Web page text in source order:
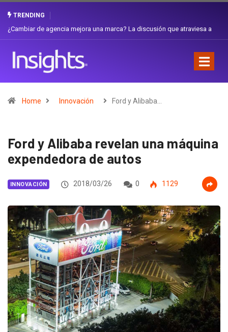
TRENDING
Gabriela Herrera y el arte de cambiarse el sombrero en Corporación
Home Innovación Ford y Alibaba…
Ford y Alibaba revelan una máquina
expendedora de autos
INNOVACIÓN 2018/03/26 0 1129